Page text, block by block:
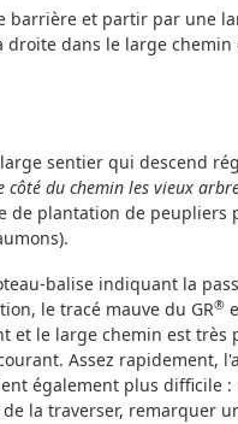
et partir par une
dans le large chemin
sentier qui descend
côté du chemin les vieux
de plantation de peupliers
balise indiquant la
le tracé mauve du GR®
et le large chemin est
Assez rapidement,
également plus difficile
la traverser, remarquer